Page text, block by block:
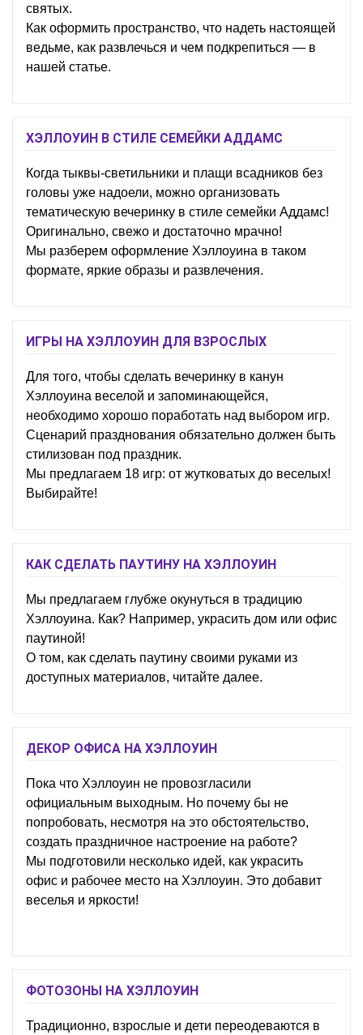
святых.
Как оформить пространство, что надеть настоящей
ведьме, как развлечься и чем подкрепиться — в
нашей статье.
ХЭЛЛОУИН В СТИЛЕ СЕМЕЙКИ АДДАМС
Когда тыквы-светильники и плащи всадников без
головы уже надоели, можно организовать
тематическую вечеринку в стиле семейки Аддамс!
Оригинально, свежо и достаточно мрачно!
Мы разберем оформление Хэллоуина в таком
формате, яркие образы и развлечения.
ИГРЫ НА ХЭЛЛОУИН ДЛЯ ВЗРОСЛЫХ
Для того, чтобы сделать вечеринку в канун
Хэллоуина веселой и запоминающейся,
необходимо хорошо поработать над выбором игр.
Сценарий празднования обязательно должен быть
стилизован под праздник.
Мы предлагаем 18 игр: от жутковатых до веселых!
Выбирайте!
КАК СДЕЛАТЬ ПАУТИНУ НА ХЭЛЛОУИН
Мы предлагаем глубже окунуться в традицию
Хэллоуина. Как? Например, украсить дом или офис
паутиной!
О том, как сделать паутину своими руками из
доступных материалов, читайте далее.
ДЕКОР ОФИСА НА ХЭЛЛОУИН
Пока что Хэллоуин не провозгласили
официальным выходным. Но почему бы не
попробовать, несмотря на это обстоятельство,
создать праздничное настроение на работе?
Мы подготовили несколько идей, как украсить
офис и рабочее место на Хэллоуин. Это добавит
веселья и яркости!
ФОТОЗОНЫ НА ХЭЛЛОУИН
Традиционно, взрослые и дети переодеваются в